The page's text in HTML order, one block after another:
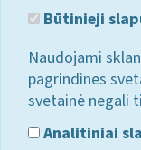
Būtinieji
Naudojami
pagrindines
svetainė negali
Analitiniai